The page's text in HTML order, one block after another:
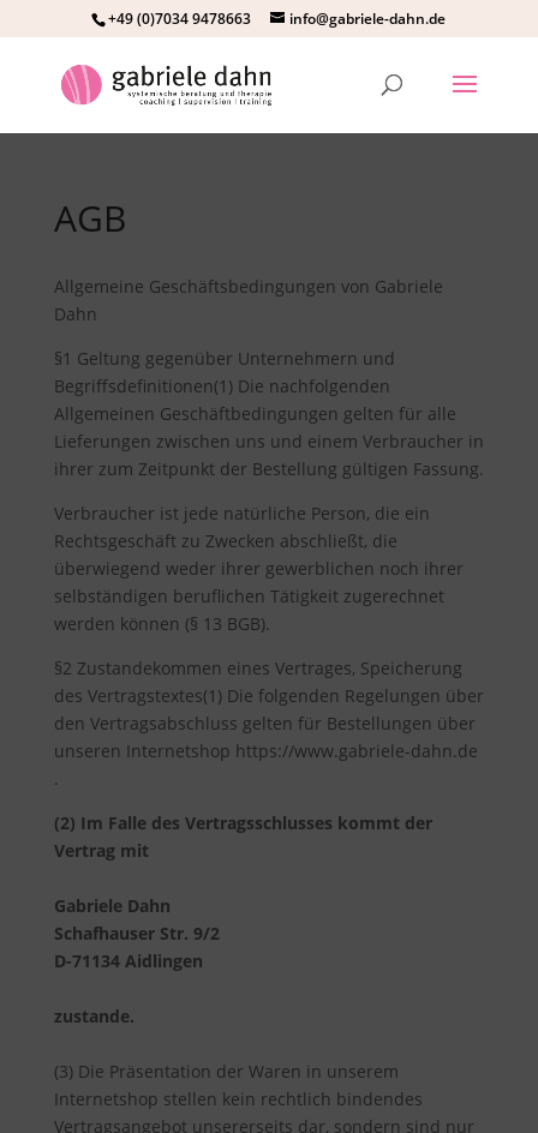
+49 (0)7034 9478663 info@gabriele-dahn.de
AGB
Allgemeine Geschäftsbedingungen von Gabriele
Dahn
§1 Geltung gegenüber Unternehmern und
Begriffsdefinitionen(1) Die nachfolgenden
Allgemeinen Geschäftbedingungen gelten für alle
Lieferungen zwischen uns und einem Verbraucher in
ihrer zum Zeitpunkt der Bestellung gültigen Fassung.
Verbraucher ist jede natürliche Person, die ein
Rechtsgeschäft zu Zwecken abschließt, die
überwiegend weder ihrer gewerblichen noch ihrer
selbständigen beruflichen Tätigkeit zugerechnet
werden können (§ 13 BGB).
§2 Zustandekommen eines Vertrages, Speicherung
des Vertragstextes(1) Die folgenden Regelungen über
den Vertragsabschluss gelten für Bestellungen über
unseren Internetshop https://www.gabriele-dahn.de
.
(2) Im Falle des Vertragsschlusses kommt der
Vertrag mit
Gabriele Dahn
Schafhauser Str. 9/2
D-71134 Aidlingen
zustande.
(3) Die Präsentation der Waren in unserem
Internetshop stellen kein rechtlich bindendes
Vertragsangebot unsererseits dar, sondern sind nur